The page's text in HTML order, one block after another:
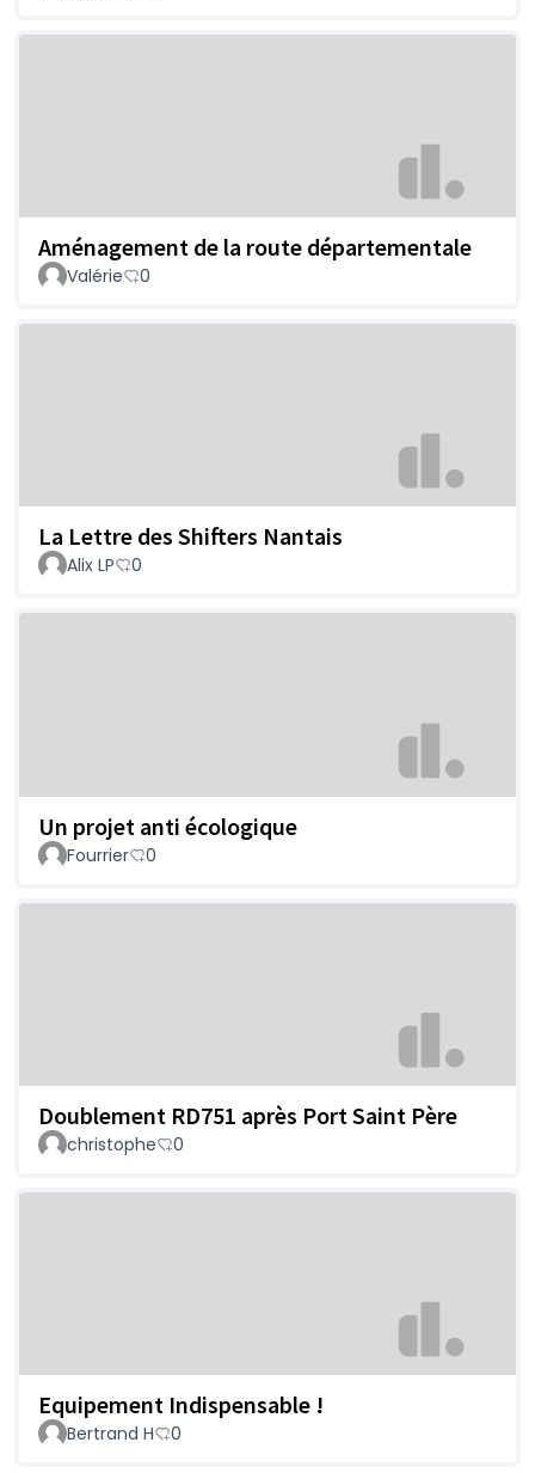
Aménagement de la route départementale
Valérie 0
La Lettre des Shifters Nantais
Alix LP 0
Un projet anti écologique
Fourrier 0
Doublement RD751 après Port Saint Père
christophe 0
Equipement Indispensable !
Bertrand H 0